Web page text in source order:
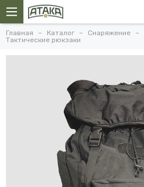
Главная Каталог Снаряжение
Тактические рюкзаки